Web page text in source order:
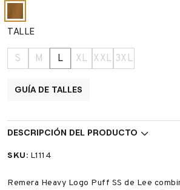
TALLE
S M L XL XXL 3XL
GUÍA DE TALLES
DESCRIPCIÓN DEL PRODUCTO
SKU: L1114
Remera Heavy Logo Puff SS de Lee